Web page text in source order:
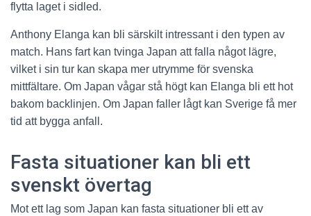
flytta laget i sidled.
Anthony Elanga kan bli särskilt intressant i den typen av
match. Hans fart kan tvinga Japan att falla något lägre,
vilket i sin tur kan skapa mer utrymme för svenska
mittfältare. Om Japan vågar stå högt kan Elanga bli ett hot
bakom backlinjen. Om Japan faller lågt kan Sverige få mer
tid att bygga anfall.
Fasta situationer kan bli ett
svenskt övertag
Mot ett lag som Japan kan fasta situationer bli ett av